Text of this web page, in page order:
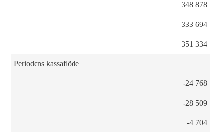
348 878
333 694
351 334
Periodens kassaflöde
-24 768
-28 509
-4 704